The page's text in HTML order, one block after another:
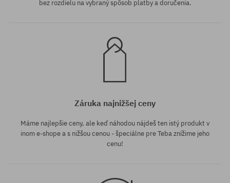
bez rozdielu na vybraný spôsob platby a doručenia.
Záruka najnižšej ceny
Máme najlepšie ceny, ale keď náhodou nájdeš ten istý produkt v
inom e-shope a s nižšou cenou - špeciálne pre Teba znížime jeho
cenu!